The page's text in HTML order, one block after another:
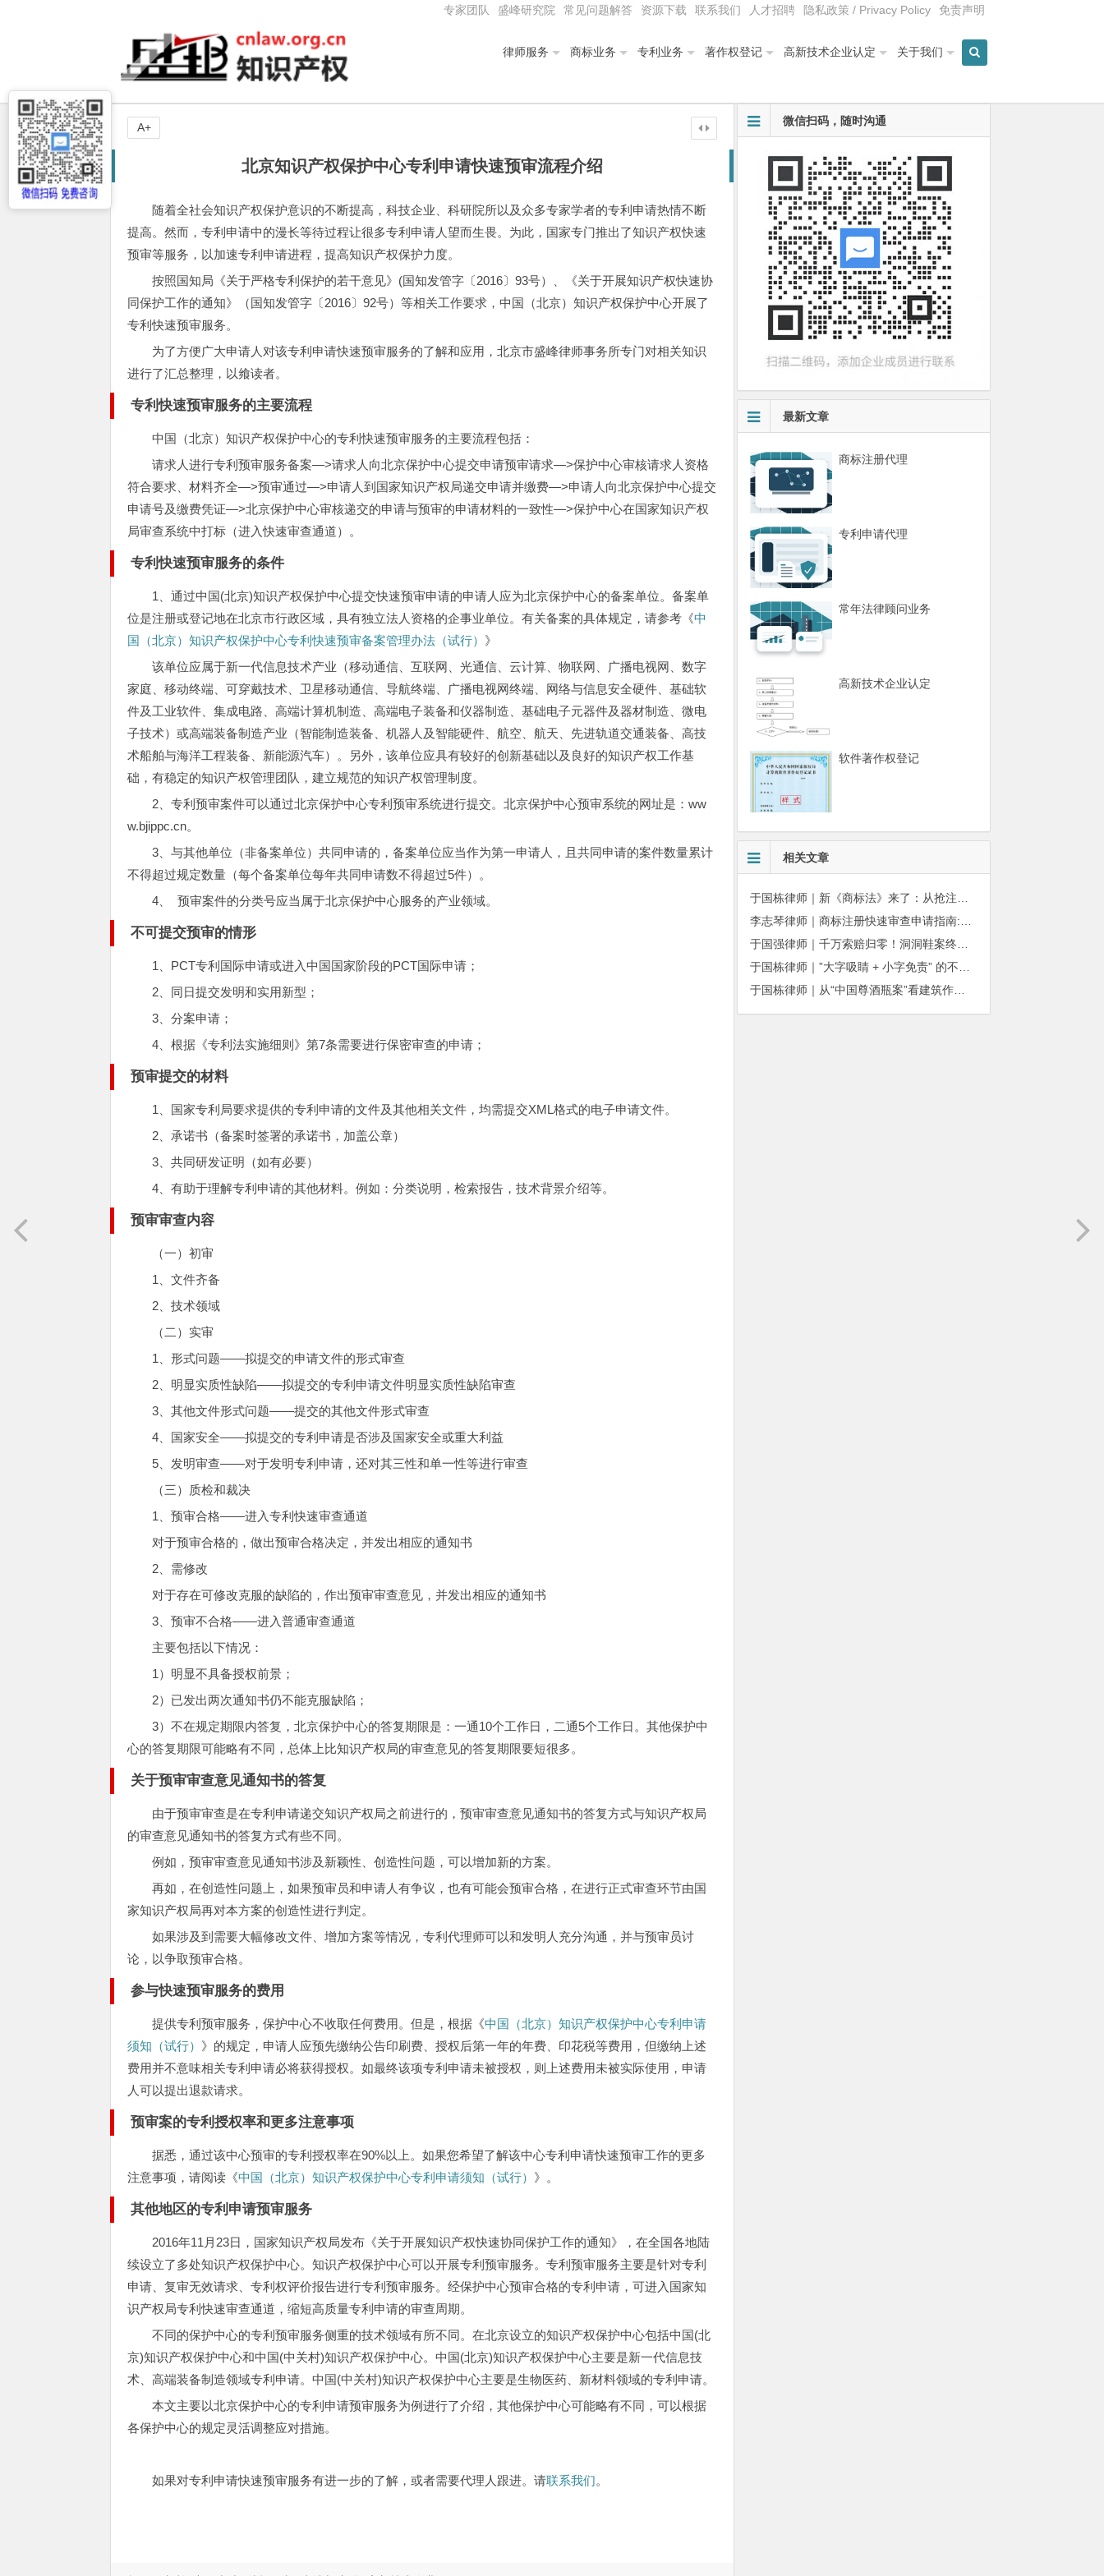
专家团队 盛峰研究院 常见问题解答 资源下载 联系我们 人才招聘 隐私政策 / Privacy Policy 免责声明
律师服务 商标业务 专利业务 著作权登记 高新技术企业认定 关于我们
北京知识产权保护中心专利申请快速预审流程介绍
随着全社会知识产权保护意识的不断提高，科技企业、科研院所以及众多专家学者的专利申请热情不断
提高。然而，专利申请中的漫长等待过程让很多专利申请人望而生畏。为此，国家专门推出了知识产权快速
预审等服务，以加速专利申请进程，提高知识产权保护力度。
按照国知局《关于严格专利保护的若干意见》(国知发管字〔2016〕93号）、《关于开展知识产权快速协
同保护工作的通知》（国知发管字〔2016〕92号）等相关工作要求，中国（北京）知识产权保护中心开展了
专利快速预审服务。
为了方便广大申请人对该专利申请快速预审服务的了解和应用，北京市盛峰律师事务所专门对相关知识
进行了汇总整理，以飨读者。
专利快速预审服务的主要流程
中国（北京）知识产权保护中心的专利快速预审服务的主要流程包括：
请求人进行专利预审服务备案—>请求人向北京保护中心提交申请预审请求—>保护中心审核请求人资格
符合要求、材料齐全—>预审通过—>申请人到国家知识产权局递交申请并缴费—>申请人向北京保护中心提交
申请号及缴费凭证—>北京保护中心审核递交的申请与预审的申请材料的一致性—>保护中心在国家知识产权
局审查系统中打标（进入快速审查通道）。
专利快速预审服务的条件
1、通过中国(北京)知识产权保护中心提交快速预审申请的申请人应为北京保护中心的备案单位。备案单
位是注册或登记地在北京市行政区域，具有独立法人资格的企事业单位。有关备案的具体规定，请参考《中
国（北京）知识产权保护中心专利快速预审备案管理办法（试行） 》
该单位应属于新一代信息技术产业（移动通信、互联网、光通信、云计算、物联网、广播电视网、数字
家庭、移动终端、可穿戴技术、卫星移动通信、导航终端、广播电视网终端、网络与信息安全硬件、基础软
件及工业软件、集成电路、高端计算机制造、高端电子装备和仪器制造、基础电子元器件及器材制造、微电
子技术）或高端装备制造产业（智能制造装备、机器人及智能硬件、航空、航天、先进轨道交通装备、高技
术船舶与海洋工程装备、新能源汽车）。另外，该单位应具有较好的创新基础以及良好的知识产权工作基
础，有稳定的知识产权管理团队，建立规范的知识产权管理制度。
2、专利预审案件可以通过北京保护中心专利预审系统进行提交。北京保护中心预审系统的网址是：ww
w.bjippc.cn。
3、与其他单位（非备案单位）共同申请的，备案单位应当作为第一申请人，且共同申请的案件数量累计
不得超过规定数量（每个备案单位每年共同申请数不得超过5件）。
4、 预审案件的分类号应当属于北京保护中心服务的产业领域。
不可提交预审的情形
1、PCT专利国际申请或进入中国国家阶段的PCT国际申请；
2、同日提交发明和实用新型；
3、分案申请；
4、根据《专利法实施细则》第7条需要进行保密审查的申请；
预审提交的材料
1、国家专利局要求提供的专利申请的文件及其他相关文件，均需提交XML格式的电子申请文件。
2、承诺书（备案时签署的承诺书，加盖公章）
3、共同研发证明（如有必要）
4、有助于理解专利申请的其他材料。例如：分类说明，检索报告，技术背景介绍等。
预审审查内容
（一）初审
1、文件齐备
2、技术领域
（二）实审
1、形式问题——拟提交的申请文件的形式审查
2、明显实质性缺陷——拟提交的专利申请文件明显实质性缺陷审查
3、其他文件形式问题——提交的其他文件形式审查
4、国家安全——拟提交的专利申请是否涉及国家安全或重大利益
5、发明审查——对于发明专利申请，还对其三性和单一性等进行审查
（三）质检和裁决
1、预审合格——进入专利快速审查通道
对于预审合格的，做出预审合格决定，并发出相应的通知书
2、需修改
对于存在可修改克服的缺陷的，作出预审审查意见，并发出相应的通知书
3、预审不合格——进入普通审查通道
主要包括以下情况：
1）明显不具备授权前景；
2）已发出两次通知书仍不能克服缺陷；
3）不在规定期限内答复，北京保护中心的答复期限是：一通10个工作日，二通5个工作日。其他保护中
心的答复期限可能略有不同，总体上比知识产权局的审查意见的答复期限要短很多。
关于预审审查意见通知书的答复
由于预审审查是在专利申请递交知识产权局之前进行的，预审审查意见通知书的答复方式与知识产权局
的审查意见通知书的答复方式有些不同。
例如，预审审查意见通知书涉及新颖性、创造性问题，可以增加新的方案。
再如，在创造性问题上，如果预审员和申请人有争议，也有可能会预审合格，在进行正式审查环节由国
家知识产权局再对本方案的创造性进行判定。
如果涉及到需要大幅修改文件、增加方案等情况，专利代理师可以和发明人充分沟通，并与预审员讨
论，以争取预审合格。
参与快速预审服务的费用
提供专利预审服务，保护中心不收取任何费用。但是，根据《中国（北京）知识产权保护中心专利申请
须知（试行） 》的规定，申请人应预先缴纳公告印刷费、授权后第一年的年费、印花税等费用，但缴纳上述
费用并不意味相关专利申请必将获得授权。如最终该项专利申请未被授权，则上述费用未被实际使用，申请
人可以提出退款请求。
预审案的专利授权率和更多注意事项
据悉，通过该中心预审的专利授权率在90%以上。如果您希望了解该中心专利申请快速预审工作的更多
注意事项，请阅读《中国（北京）知识产权保护中心专利申请须知（试行） 》。
其他地区的专利申请预审服务
2016年11月23日，国家知识产权局发布《关于开展知识产权快速协同保护工作的通知》，在全国各地陆
续设立了多处知识产权保护中心。知识产权保护中心可以开展专利预审服务。专利预审服务主要是针对专利
申请、复审无效请求、专利权评价报告进行专利预审服务。经保护中心预审合格的专利申请，可进入国家知
识产权局专利快速审查通道，缩短高质量专利申请的审查周期。
不同的保护中心的专利预审服务侧重的技术领域有所不同。在北京设立的知识产权保护中心包括中国(北
京)知识产权保护中心和中国(中关村)知识产权保护中心。中国(北京)知识产权保护中心主要是新一代信息技
术、高端装备制造领域专利申请。中国(中关村)知识产权保护中心主要是生物医药、新材料领域的专利申请。
本文主要以北京保护中心的专利申请预审服务为例进行了介绍，其他保护中心可能略有不同，可以根据
各保护中心的规定灵活调整应对措施。
如果对专利申请快速预审服务有进一步的了解，或者需要代理人跟进。请联系我们。
A+ 微信扫码，随时沟通
最新文章
商标注册代理
专利申请代理
常年法律顾问业务
高新技术企业认定
软件著作权登记
相关文章
于国栋律师｜从“中国尊酒瓶案”看建筑作品著作权保护的司法边界与商用合规